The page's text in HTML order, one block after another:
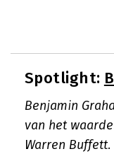
Spotlight:
Benjamin
van het
Warren